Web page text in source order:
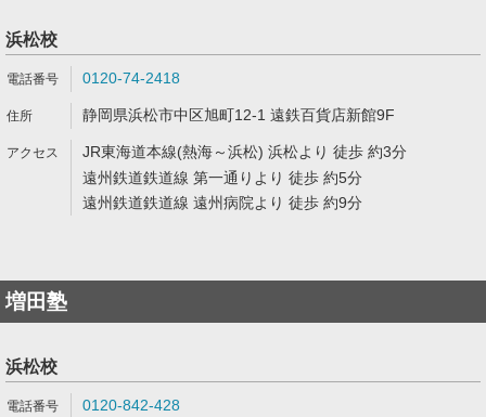
浜松校
0120-74-2418
静岡県浜松市中区旭町12-1 遠鉄百貨店新館9F
JR東海道本線(熱海～浜松) 浜松より 徒歩 約3分
遠州鉄道鉄道線 第一通りより 徒歩 約5分
遠州鉄道鉄道線 遠州病院より 徒歩 約9分
増田塾
浜松校
0120-842-428